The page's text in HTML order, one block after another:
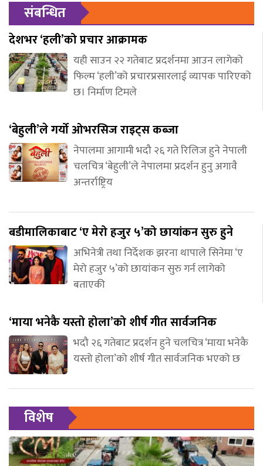
संबन्धित
देशभर ‘हली’को प्रचार आक्रामक
यही साउन २२ गतेबाट प्रदर्शनमा आउन लागेको
फिल्म ‘हली’को प्रचारप्रसारलाई व्यापक पारिएको
छ। निर्माण टिमले
‘बेहुली’ले गर्यो ओभरसिज राइट्स कब्जा
नेपालमा आगामी भदौ २६ गते रिलिज हुने नेपाली
चलचित्र ‘बेहुली’ले नेपालमा प्रदर्शन हुनु अगावै
अन्तर्राष्ट्रिय
बडीमालिकाबाट ‘ए मेरो हजुर ५’को छायांकन सुरु हुने
अभिनेत्री तथा निर्देशक झरना थापाले सिनेमा ‘ए
मेरो हजुर ५’को छायांकन सुरु गर्न लागेको
बताएकी
‘माया भनेकै यस्तो होला’को शीर्ष गीत सार्वजनिक
भदौ २६ गतेबाट प्रदर्शन हुने चलचित्र ‘माया भनेकै
यस्तो होला’को शीर्ष गीत सार्वजनिक भएको छ
विशेष